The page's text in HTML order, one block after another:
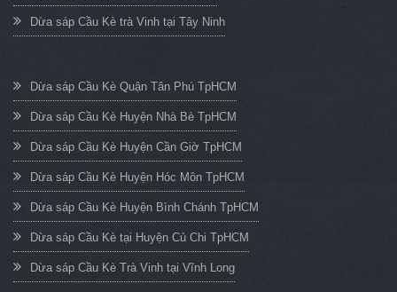
Dừa sáp Cầu Kè trà Vinh tại Tây Ninh
Dừa sáp Cầu Kè Quận Tân Phú TpHCM
Dừa sáp Cầu Kè Huyện Nhà Bè TpHCM
Dừa sáp Cầu Kè Huyện Cần Giờ TpHCM
Dừa sáp Cầu Kè Huyện Hóc Môn TpHCM
Dừa sáp Cầu Kè Huyện Bình Chánh TpHCM
Dừa sáp Cầu Kè tại Huyện Củ Chi TpHCM
Dừa sáp Cầu Kè Trà Vinh tại Vĩnh Long